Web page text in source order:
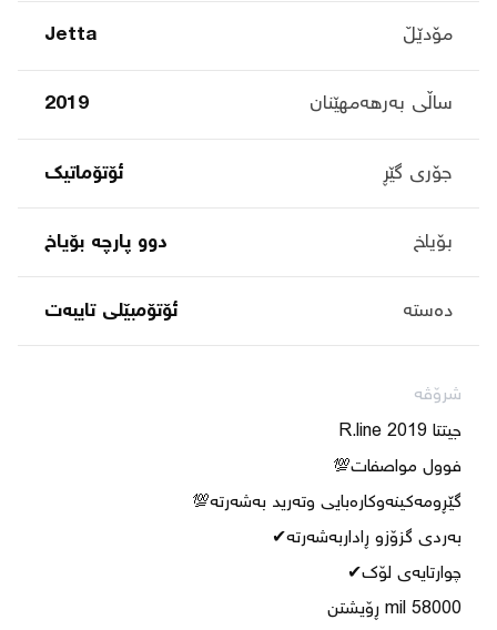
مۆدێڵ Jetta
ساڵی بەرهەمهێنان 2019
جۆری گێڕ ئۆتۆماتیک
بۆیاخ دوو پارچە بۆیاخ
دەستە ئۆتۆمبێلی تایبه‌ت
شرۆڤە